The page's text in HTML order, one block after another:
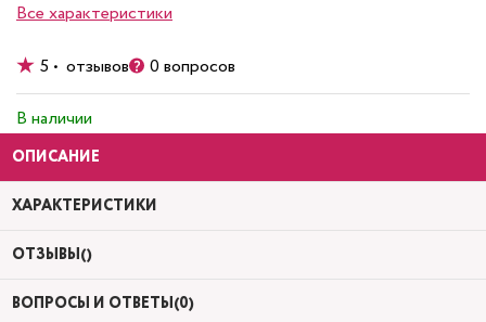
Все характеристики
5 • отзывов 0 вопросов
В наличии
ОПИСАНИЕ
ХАРАКТЕРИСТИКИ
ОТЗЫВЫ()
ВОПРОСЫ И ОТВЕТЫ(0)